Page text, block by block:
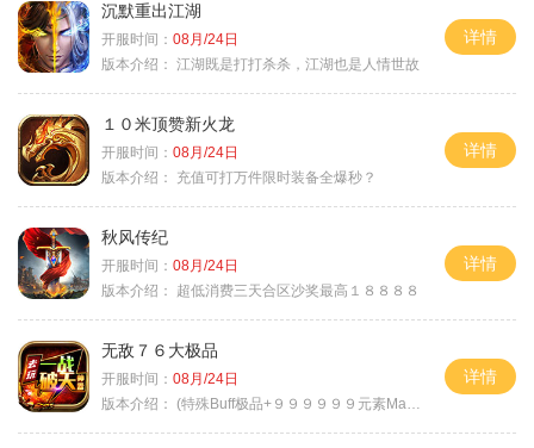
沉默重出江湖
开服时间： 08月/24日
版本介绍： 江湖既是打打杀杀，江湖也是人情世故
详情
１０米顶赞新火龙
开服时间： 08月/24日
版本介绍：
充值可打万件限时装备全爆秒？
详情
秋风传纪
开服时间： 08月/24日
版本介绍：
超低消费三天合区沙奖最高１８８８８
详情
无敌７６大极品
开服时间： 08月/24日
版本介绍： (特殊Buff极品+９９９９９９元素Max）
详情